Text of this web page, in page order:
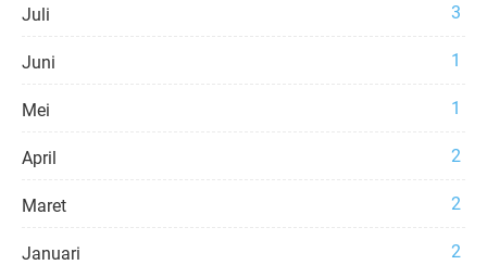
Juli 3
Juni 1
Mei 1
April 2
Maret 2
Januari 2